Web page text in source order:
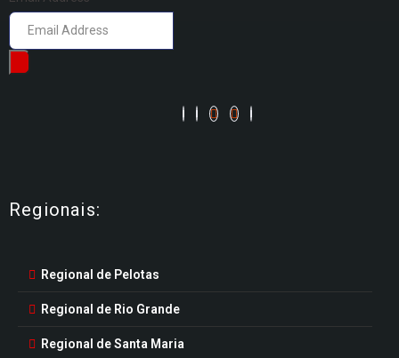
Regionais:
Regional de Pelotas
Regional de Rio Grande
Regional de Santa Maria